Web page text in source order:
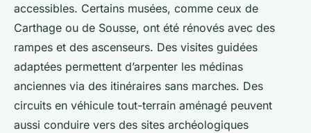
accessibles. Certains musées, comme ceux de
Carthage ou de Sousse, ont été rénovés avec des
rampes et des ascenseurs. Des visites guidées
adaptées permettent d’arpenter les médinas
anciennes via des itinéraires sans marches. Des
circuits en véhicule tout-terrain aménagé peuvent
aussi conduire vers des sites archéologiques